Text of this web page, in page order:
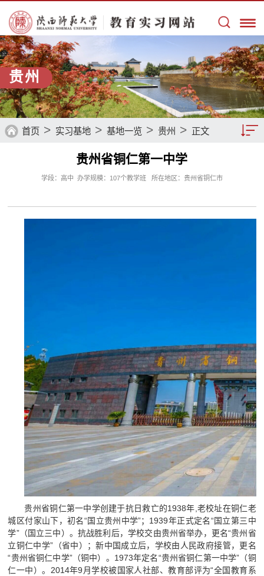
贵州
首页 > 实习基地 > 基地一览 > 贵州 > 正文
基地一览
贵州省铜仁第一中学
学段：高中 办学规模：107个教学班 所在地区：贵州省铜仁市
贵州省铜仁第一中学创建于抗日救亡的1938年,老校址在铜仁老
城区付家山下，初名“国立贵州中学”；1939年正式定名“国立第三中
学”（国立三中）。抗战胜利后，学校交由贵州省举办，更名“贵州省
立铜仁中学”（省中）；新中国成立后，学校由人民政府接管，更名
“贵州省铜仁中学”（铜中）。1973年定名“贵州省铜仁第一中学”（铜
仁一中）。2014年9月学校被国家人社部、教育部评为“全国教育系